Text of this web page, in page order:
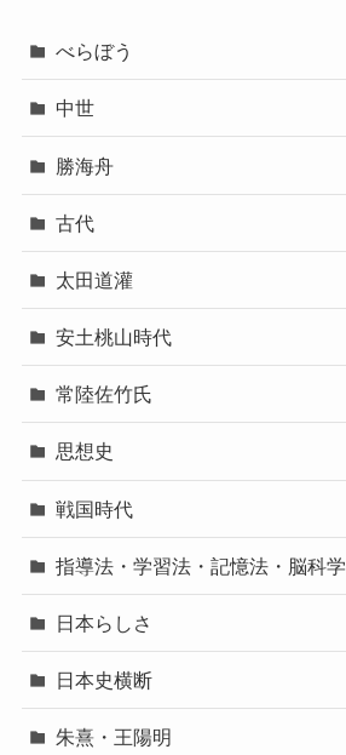
べらぼう
中世
勝海舟
古代
太田道灌
安土桃山時代
常陸佐竹氏
思想史
戦国時代
指導法・学習法・記憶法・脳科学
日本らしさ
日本史横断
朱熹・王陽明